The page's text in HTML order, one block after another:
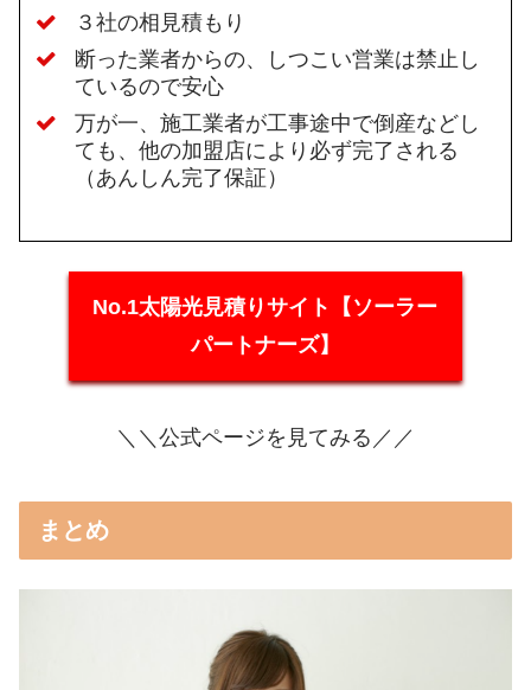
３社の相見積もり
断った業者からの、しつこい営業は禁止し
ているので安心
万が一、施工業者が工事途中で倒産などし
ても、他の加盟店により必ず完了される
（あんしん完了保証）
No.1太陽光見積りサイト【ソーラー
パートナーズ】
＼＼公式ページを見てみる／／
まとめ